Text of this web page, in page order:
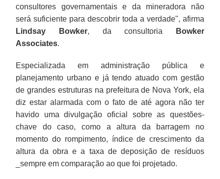
consultores governamentais e da mineradora não
será suficiente para descobrir toda a verdade", afirma
Lindsay Bowker, da consultoria
Bowker
Associates.
Especializada em administração pública e
planejamento urbano e já tendo atuado com gestão
de grandes estruturas na prefeitura de Nova York, ela
diz estar alarmada com o fato de até agora não ter
havido uma divulgação oficial sobre as questões-
chave do caso, como a altura da barragem no
momento do rompimento, índice de crescimento da
altura da obra e a taxa de deposição de resíduos
_sempre em comparação ao que foi projetado.